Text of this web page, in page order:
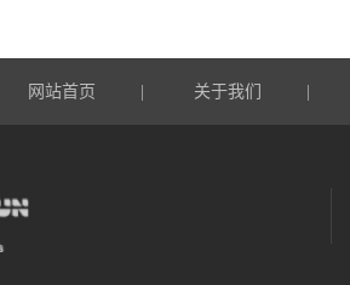
网站首页 关于我们